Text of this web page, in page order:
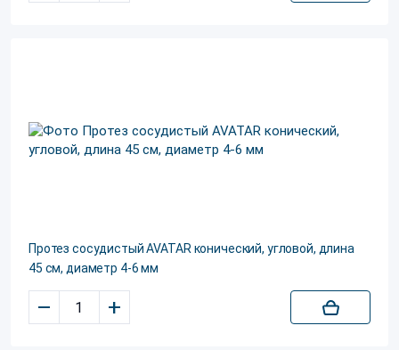
Протез сосудистый AVATAR конический, угловой, длина
45 см, диаметр 4-6 мм
– +